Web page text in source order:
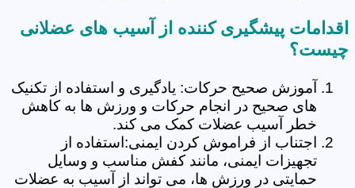
اقدامات پیشگیری کننده از آسیب های عضلانی
چیست؟
آموزش صحیح حرکات: یادگیری و استفاده از تکنیک
های صحیح در انجام حرکات و ورزش ها به کاهش
خطر آسیب عضلات کمک می کند.
اجتناب از فراموش کردن ایمنی:استفاده از
تجهیزات ایمنی، مانند کفش مناسب و وسایل
حمایتی در ورزش ها، می تواند از آسیب به عضلات